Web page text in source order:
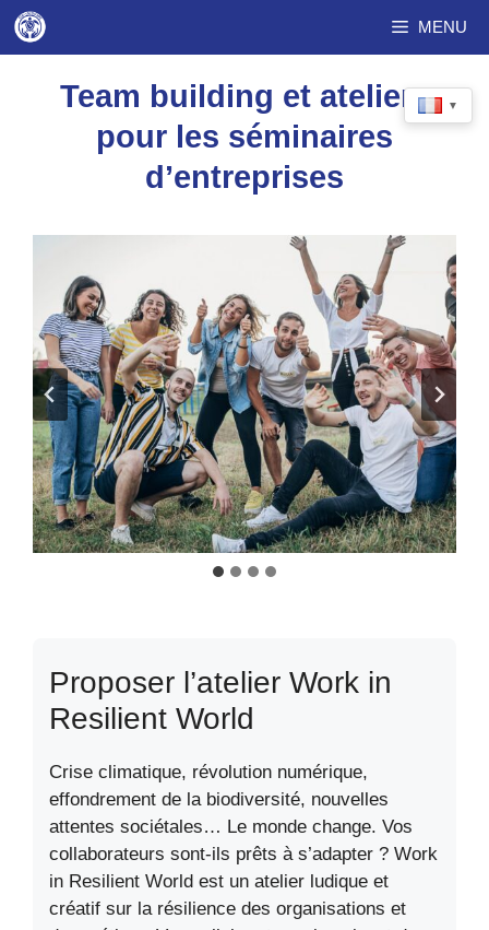
Aller
au
MENU
▼
Team building et ateliers
pour les séminaires
d’entreprises
Proposer l’atelier Work in
Resilient World
Crise climatique, révolution numérique,
effondrement de la biodiversité, nouvelles
attentes sociétales… Le monde change. Vos
collaborateurs sont-ils prêts à s’adapter ? Work
in Resilient World est un atelier ludique et
créatif sur la résilience des organisations et